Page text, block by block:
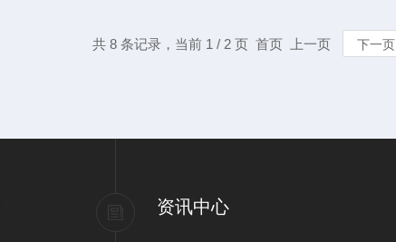
共 8 条记录，当前 1 / 2 页 首页 上一页 下一页
资讯中心